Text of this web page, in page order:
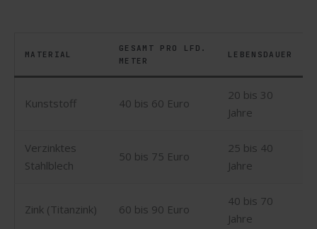
MATERIAL
GESAMT PRO LFD.
METER
LEBENSDAUER
Kunststoff 40 bis 60 Euro
20 bis 30
Jahre
Verzinktes
Stahlblech
50 bis 75 Euro
25 bis 40
Jahre
Zink (Titanzink) 60 bis 90 Euro
40 bis 70
Jahre